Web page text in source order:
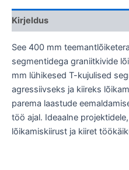
Kirjeldus
See 400 mm
segmentidega graniitkivide
mm lühikesed T-kujulised
agressiivseks ja kiireks
parema laastude
töö ajal. Ideaalne
lõikamiskiirust ja kiiret